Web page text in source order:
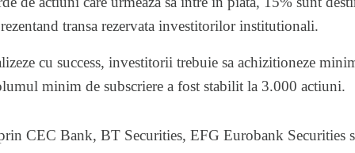
transa rezervata investitorilor institutionali.
cu success, investitorii trebuie sa achizitioneze
minim de subscriere a fost stabilit la 3.000 actiuni.
CEC Bank, BT Securities, EFG Eurobank Securities